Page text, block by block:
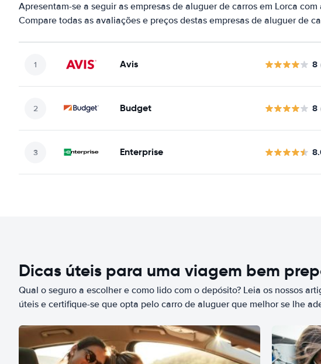
Apresentam-se a seguir as empresas de aluguer de carros em Lorca
Compare todas as avaliações e preços destas empresas de aluguer de
Avis 8
Budget 8
Enterprise
Dicas úteis para uma viagem bem
Qual o seguro a escolher e como lido com o depósito? Leia os nossos
úteis e certifique-se que opta pelo carro de aluguer que melhor se lhe